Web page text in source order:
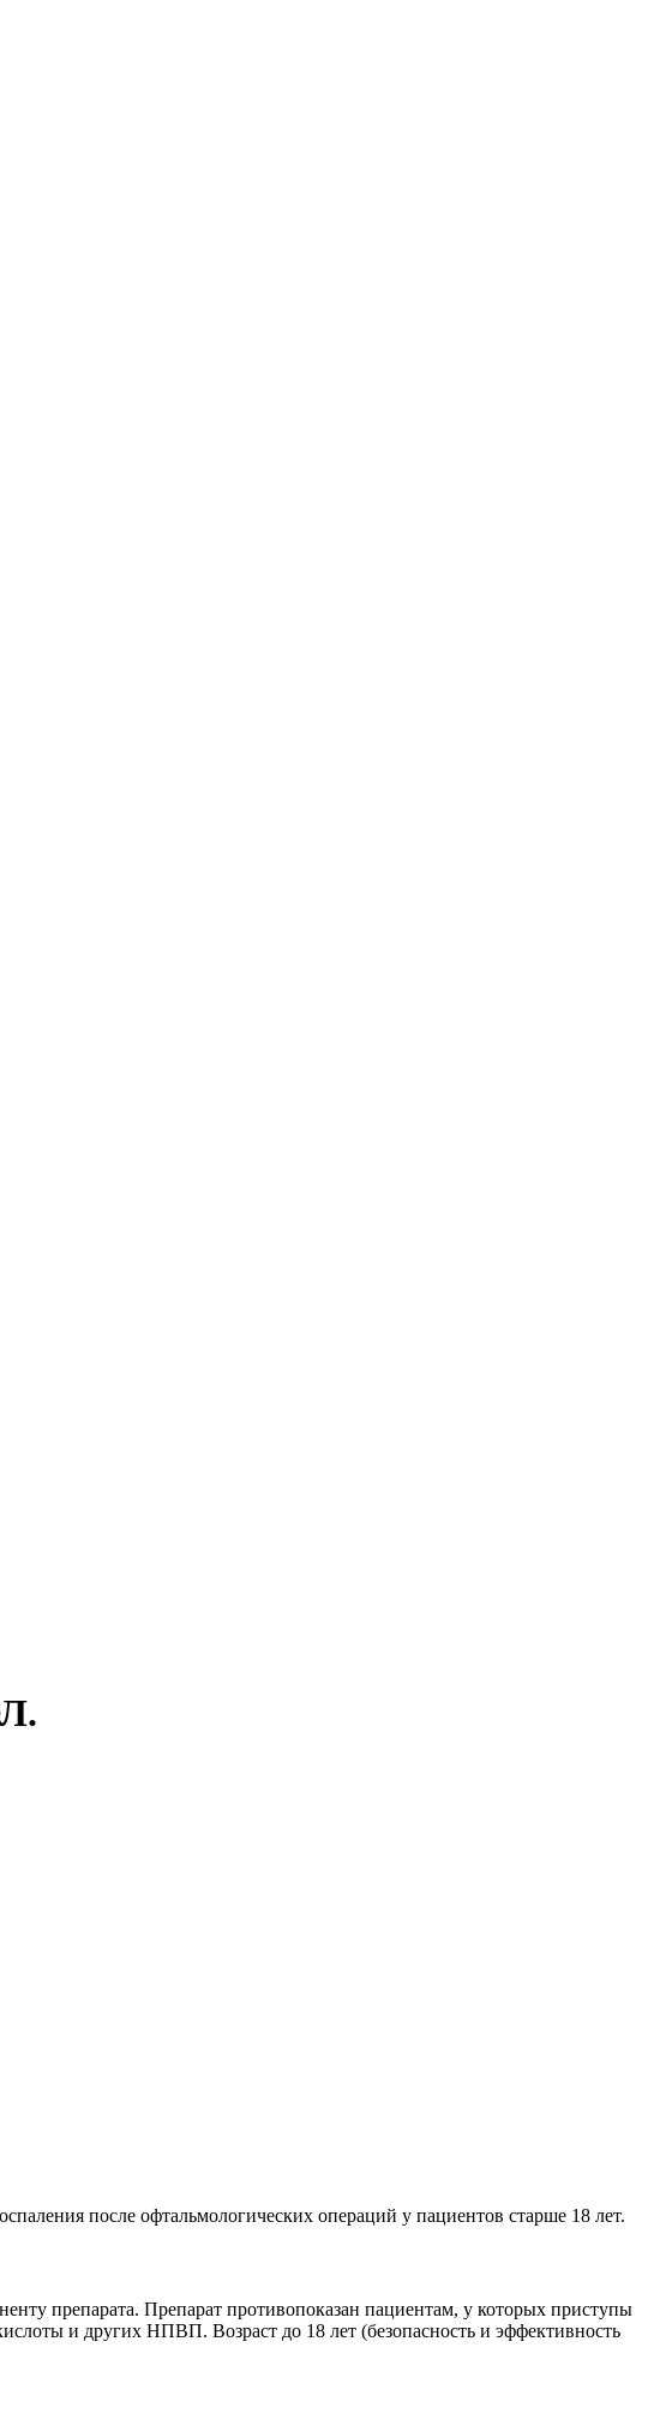
после офтальмологических операций у пациентов старше 18 лет.
препарата. Препарат противопоказан пациентам, у которых приступы
и других НПВП. Возраст до 18 лет (безопасность и эффективность